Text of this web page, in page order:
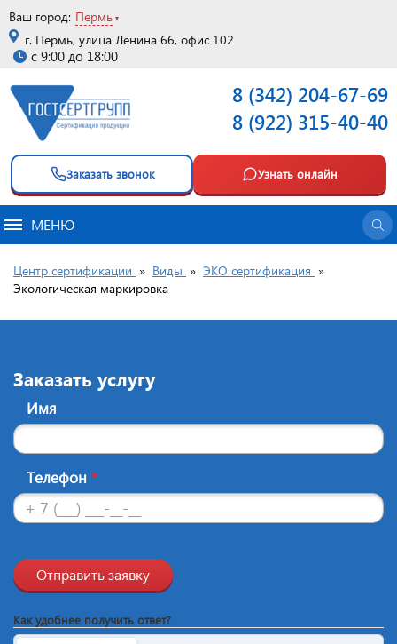
Ваш город: Пермь
г. Пермь, улица Ленина 66, офис 102
с 9:00 до 18:00
8 (342) 204-67-69
8 (922) 315-40-40
Заказать звонок Узнать онлайн
МЕНЮ
Центр сертификации » Виды » ЭКО сертификация »
Экологическая маркировка
Заказать услугу
Имя
Телефон *
Отправить заявку
Как удобнее получить ответ?